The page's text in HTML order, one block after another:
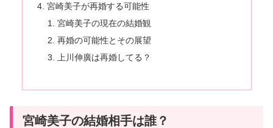
宮崎美子が再婚する可能性
宮崎美子の現在の結婚観
再婚の可能性とその展望
上川伸廣は再婚してる？
宮崎美子の結婚相手は誰？